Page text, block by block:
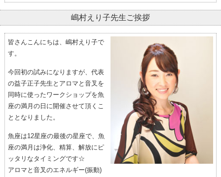
嶋村えり子先生ご挨拶
皆さんこんにちは、嶋村えり子で
す。
今回初の試みになりますが、代表
の益子正子先生とアロマと音叉を
同時に使ったワークショップを魚
座の満月の日に開催させて頂くこ
ととなりました。
魚座は12星座の最後の星座で、魚
座の満月は浄化、精算、解放にピ
ッタリなタイミングです☆
アロマと音叉のエネルギー(振動)